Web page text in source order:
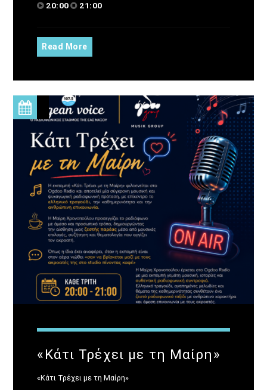
20:00 21:00
Read More
«Κάτι Τρέχει με τη Μαίρη»
«Κάτι Τρέχει με τη Μαίρη»